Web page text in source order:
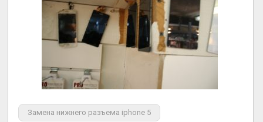
Замена нижнего разъема iphone 5